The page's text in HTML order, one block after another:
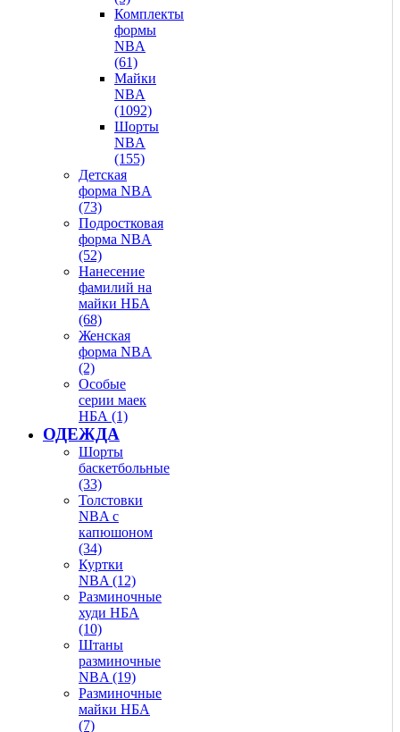
Комплекты
формы
NBA
(61)
Майки
NBA
(1092)
Шорты
NBA
(155)
Детская
форма NBA
(73)
Подростковая
форма NBA
(52)
Нанесение
фамилий на
майки НБА
(68)
Женская
форма NBA
(2)
Особые
серии маек
НБА (1)
ОДЕЖДА
Шорты
баскетбольные
(33)
Толстовки
NBA с
капюшоном
(34)
Куртки
NBA (12)
Разминочные
худи НБА
(10)
Штаны
разминочные
NBA (19)
Разминочные
майки НБА
(7)